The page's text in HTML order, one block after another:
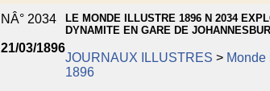
NÂ° 2034
21/03/1896
LE MONDE ILLUSTRE 1896 N 2034
DYNAMITE EN GARE DE
JOURNAUX ILLUSTRES > Monde
1896